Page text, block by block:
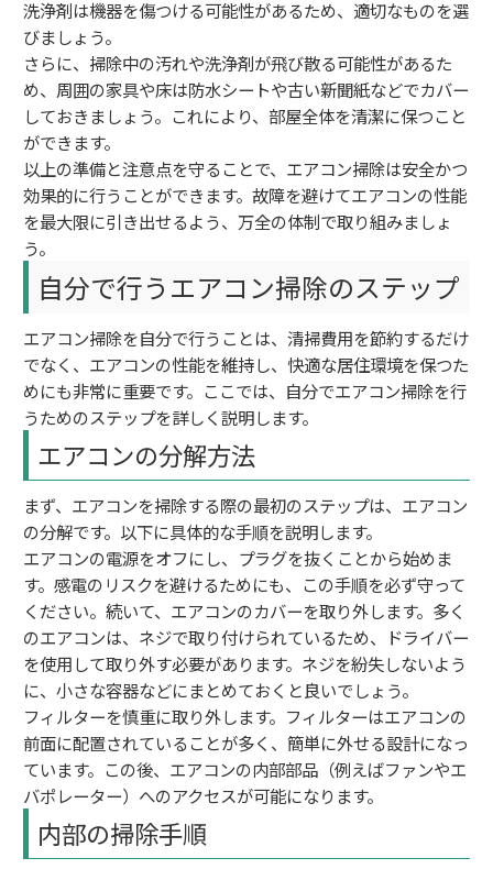
洗浄剤は機器を傷つける可能性があるため、適切なものを選
びましょう。
さらに、掃除中の汚れや洗浄剤が飛び散る可能性があるた
め、周囲の家具や床は防水シートや古い新聞紙などでカバー
しておきましょう。これにより、部屋全体を清潔に保つこと
ができます。
以上の準備と注意点を守ることで、エアコン掃除は安全かつ
効果的に行うことができます。故障を避けてエアコンの性能
を最大限に引き出せるよう、万全の体制で取り組みましょ
う。
自分で行うエアコン掃除のステップ
エアコン掃除を自分で行うことは、清掃費用を節約するだけ
でなく、エアコンの性能を維持し、快適な居住環境を保つた
めにも非常に重要です。ここでは、自分でエアコン掃除を行
うためのステップを詳しく説明します。
エアコンの分解方法
まず、エアコンを掃除する際の最初のステップは、エアコン
の分解です。以下に具体的な手順を説明します。
エアコンの電源をオフにし、プラグを抜くことから始めま
す。感電のリスクを避けるためにも、この手順を必ず守って
ください。続いて、エアコンのカバーを取り外します。多く
のエアコンは、ネジで取り付けられているため、ドライバー
を使用して取り外す必要があります。ネジを紛失しないよう
に、小さな容器などにまとめておくと良いでしょう。
フィルターを慎重に取り外します。フィルターはエアコンの
前面に配置されていることが多く、簡単に外せる設計になっ
ています。この後、エアコンの内部部品（例えばファンやエ
バポレーター）へのアクセスが可能になります。
内部の掃除手順